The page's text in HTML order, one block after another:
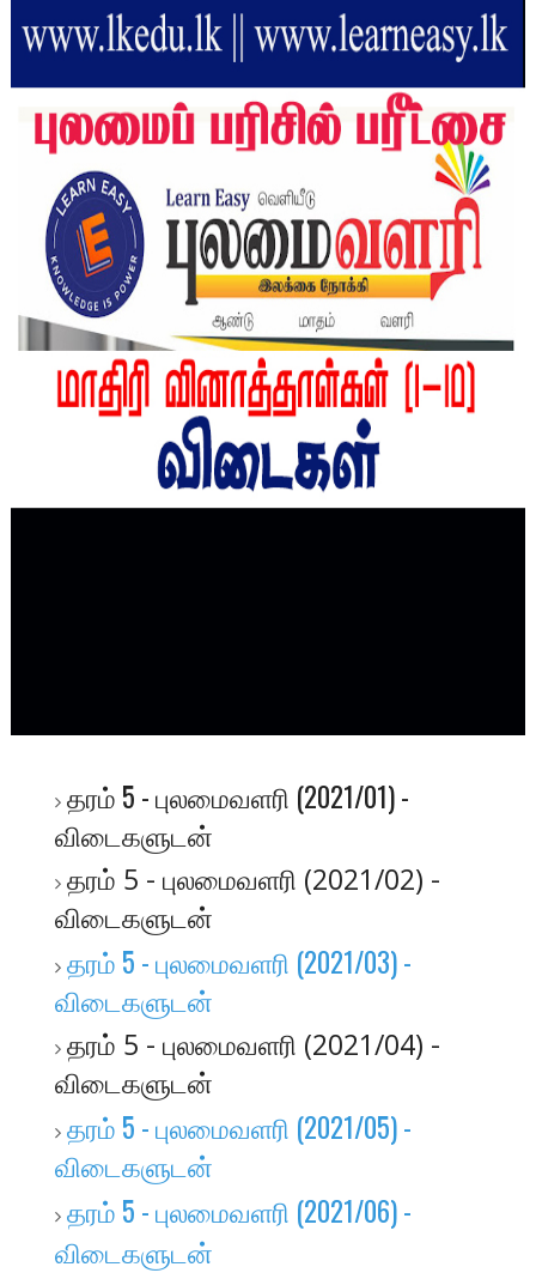
தரம் 5 - புலமைவளரி (2021/01) -
விடைகளுடன்
தரம் 5 - புலமைவளரி (2021/02) -
விடைகளுடன்
தரம் 5 - புலமைவளரி (2021/03) -
விடைகளுடன்
தரம் 5 - புலமைவளரி (2021/04) -
விடைகளுடன்
தரம் 5 - புலமைவளரி (2021/05) -
விடைகளுடன்
தரம் 5 - புலமைவளரி (2021/06) -
விடைகளுடன்